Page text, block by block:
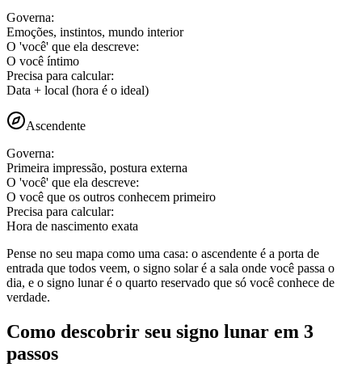
Governa:
Emoções, instintos, mundo interior
O 'você' que ela descreve:
O você íntimo
Precisa para calcular:
Data + local (hora é o ideal)
Ascendente
Governa:
Primeira impressão, postura externa
O 'você' que ela descreve:
O você que os outros conhecem primeiro
Precisa para calcular:
Hora de nascimento exata
Pense no seu mapa como uma casa: o ascendente é a porta de
entrada que todos veem, o signo solar é a sala onde você passa o
dia, e o signo lunar é o quarto reservado que só você conhece de
verdade.
Como descobrir seu signo lunar em 3
passos